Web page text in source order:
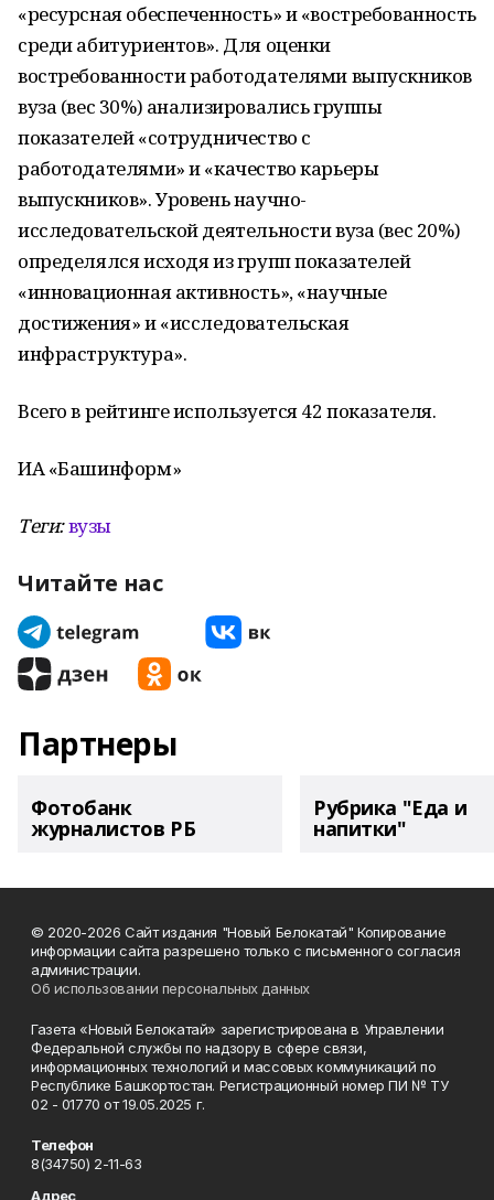
«ресурсная обеспеченность» и «востребованность
среди абитуриентов». Для оценки
востребованности работодателями выпускников
вуза (вес 30%) анализировались группы
показателей «сотрудничество с
работодателями» и «качество карьеры
выпускников». Уровень научно-
исследовательской деятельности вуза (вес 20%)
определялся исходя из групп показателей
«инновационная активность», «научные
достижения» и «исследовательская
инфраструктура».
Всего в рейтинге используется 42 показателя.
ИА «Башинформ»
Теги:вузы
Читайте нас
Партнеры
Фотобанк
журналистов РБ
Рубрика "Еда и
напитки"
© 2020-2026 Сайт издания "Новый Белокатай" Копирование
информации сайта разрешено только с письменного согласия
администрации.
Об использовании персональных данных
Газета «Новый Белокатай» зарегистрирована в Управлении
Федеральной службы по надзору в сфере связи,
информационных технологий и массовых коммуникаций по
Республике Башкортостан. Регистрационный номер ПИ № ТУ
02 - 01770 от 19.05.2025 г.
Телефон
8(34750) 2-11-63
Адрес